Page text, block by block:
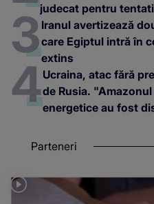
judecat pentru
Iranul avertizează
care Egiptul intră în
extins
Ucraina, atac fără
de Rusia.
energetice au fost
Parteneri